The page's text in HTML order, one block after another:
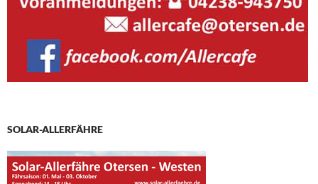
SOLAR-ALLERFÄHRE